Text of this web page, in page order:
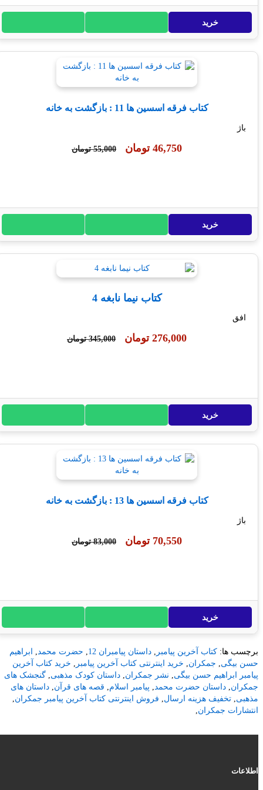
کتاب فرقه اسسین ها 11 : بازگشت به خانه
46,750 تومان 55,000 تومان
کتاب نیما نابغه 4
276,000 تومان 345,000 تومان
کتاب فرقه اسسین ها 13 : بازگشت به خانه
70,550 تومان 83,000 تومان
ها:کتاب آخرین پیامبر,داستان پیامبران 12 ,حضرت محمد ,ابراهیم
,جمکران ,خرید اینترنتی کتاب آخرین پیامبر,خرید کتاب آخرین
ابراهیم حسن بیگی,نشر جمکران ,داستان کودک مذهبی, گنجشک های
,داستان حضرت محمد ,پیامبر اسلام, قصه های قرآن,داستان های
تخفیف هزینه ارسال, فروش اینترنتی کتاب آخرین پیامبر جمکران ,
جمکران ,